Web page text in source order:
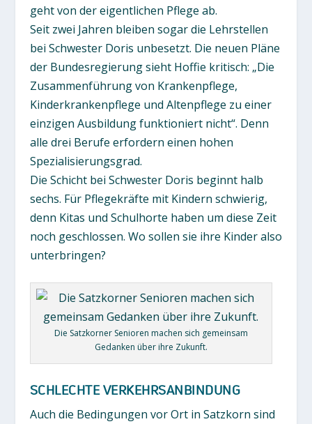
geht von der eigentlichen Pflege ab.
Seit zwei Jahren bleiben sogar die Lehrstellen
bei Schwester Doris unbesetzt. Die neuen Pläne
der Bundesregierung sieht Hoffie kritisch: „Die
Zusammenführung von Krankenpflege,
Kinderkrankenpflege und Altenpflege zu einer
einzigen Ausbildung funktioniert nicht“. Denn
alle drei Berufe erfordern einen hohen
Spezialisierungsgrad.
Die Schicht bei Schwester Doris beginnt halb
sechs. Für Pflegekräfte mit Kindern schwierig,
denn Kitas und Schulhorte haben um diese Zeit
noch geschlossen. Wo sollen sie ihre Kinder also
unterbringen?
Die Satzkorner Senioren machen sich gemeinsam
Gedanken über ihre Zukunft.
SCHLECHTE VERKEHRSANBINDUNG
Auch die Bedingungen vor Ort in Satzkorn sind